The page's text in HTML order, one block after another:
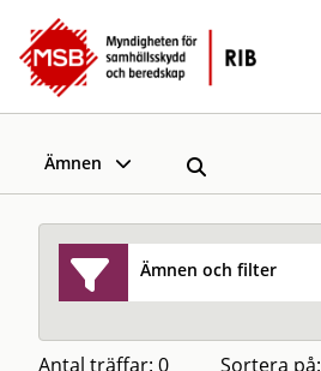
Ämnen
Ämnen och filter
Antal träffar: 0 Sortera på: